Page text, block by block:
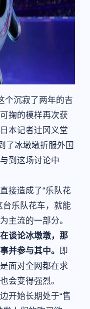
个沉寂了两年的吉
掬的模样再次获
本记者辻冈义堂
了冰墩墩折服外国
到这场讨论中
接造成了“乐队花
台乐队花车，就能
主流的一部分。
谈论冰墩墩，那
并参与其中。
即
面对全网都在求
会变得强烈。
开始长期处于“售